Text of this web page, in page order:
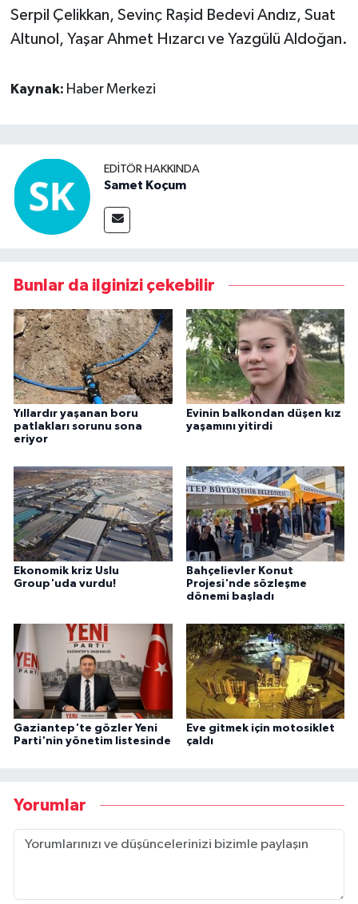
Serpil Çelikkan, Sevinç Raşid Bedevi Andız, Suat
Altunol, Yaşar Ahmet Hızarcı ve Yazgülü Aldoğan.
Kaynak: Haber Merkezi
EDITÖR HAKKINDA
Samet Koçum
Bunlar da ilginizi çekebilir
Yıllardır yaşanan boru
patlakları sorunu sona
eriyor
Evinin balkondan düşen kız
yaşamını yitirdi
Ekonomik kriz Uslu
Group'uda vurdu!
Bahçelievler Konut
Projesi'nde sözleşme
dönemi başladı
Gaziantep'te gözler Yeni
Parti'nin yönetim listesinde
Eve gitmek için motosiklet
çaldı
Yorumlar